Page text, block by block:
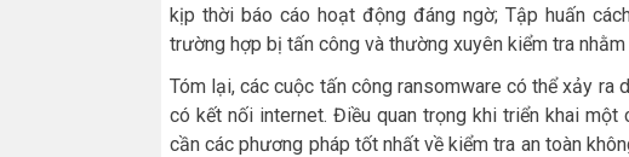
kịp thời báo cáo hoạt động đáng ngờ; Tập huấn
trường hợp bị tấn công và thường xuyên kiểm tra
Tóm lại, các cuộc tấn công ransomware có thể xảy
có kết nối internet. Điều quan trọng khi triển khai
cần các phương pháp tốt nhất về kiểm tra an toàn